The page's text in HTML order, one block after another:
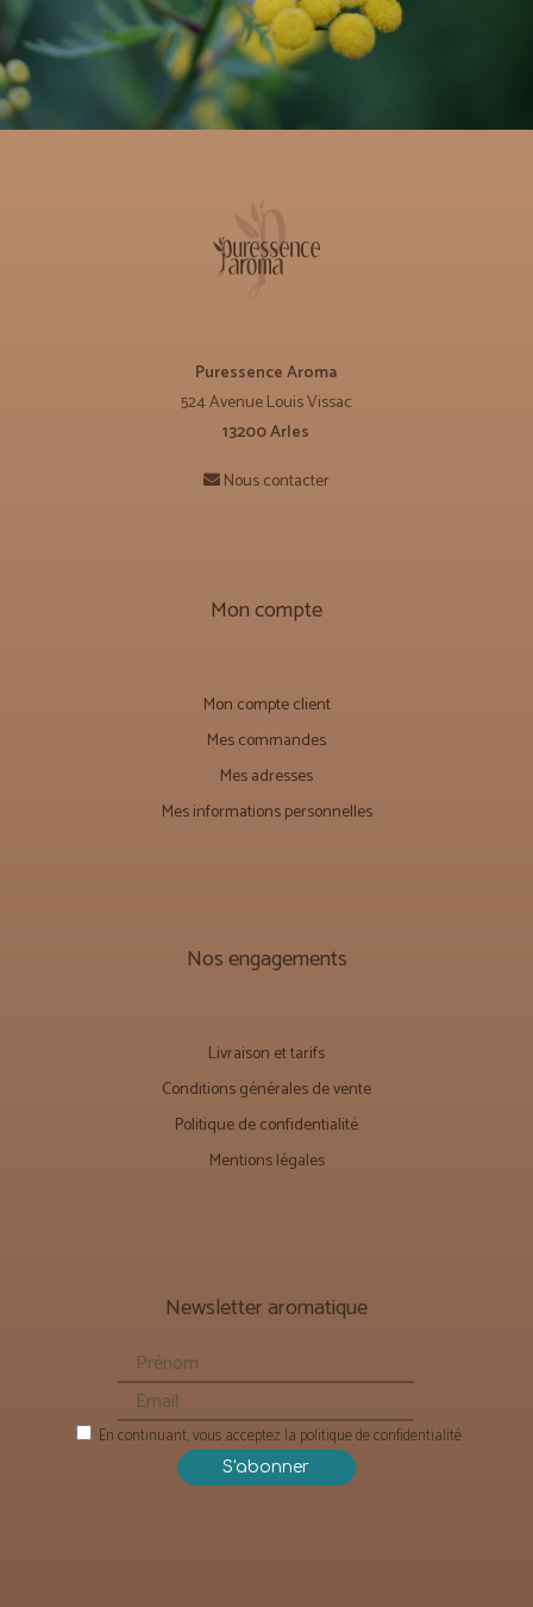
Puressence Aroma
524 Avenue Louis Vissac
13200 Arles
Nous contacter
Mon compte
Mon compte client
Mes commandes
Mes adresses
Mes informations personnelles
Nos engagements
Livraison et tarifs
Conditions générales de vente
Politique de confidentialité
Mentions légales
Newsletter aromatique
En continuant, vous acceptez la politique de confidentialité